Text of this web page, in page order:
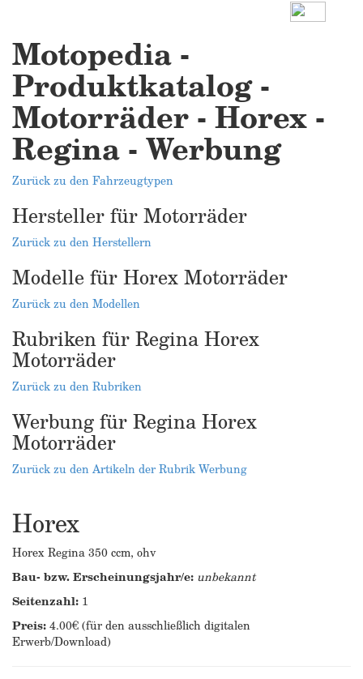
Motopedia -
Produktkatalog -
Motorräder - Horex -
Regina - Werbung
Zurück zu den Fahrzeugtypen
Hersteller für Motorräder
Zurück zu den Herstellern
Modelle für Horex Motorräder
Zurück zu den Modellen
Rubriken für Regina Horex
Motorräder
Zurück zu den Rubriken
Werbung für Regina Horex
Motorräder
Zurück zu den Artikeln der Rubrik Werbung
Horex
Horex Regina 350 ccm, ohv
Bau- bzw. Erscheinungsjahr/e: unbekannt
Seitenzahl: 1
Preis:4.00€ (für den ausschließlich digitalen
Erwerb/Download)